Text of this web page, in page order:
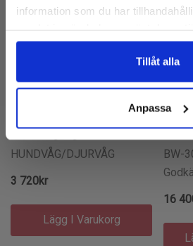
information som du har
Tillåt alla
Anpassa
HUNDVÅG/DJURVÅG
3 720kr
Lägg I Varukorg
BW-
16
Nej, tack